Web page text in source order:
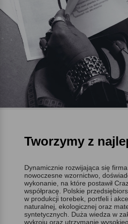
Tworzymy z
Dynamicznie rozwijająca się
nowoczesne wzornictwo,
wykonanie, na które postawił
współpracę. Polskie
w produkcji torebek, portfeli i
naturalnej, ekologicznej oraz
syntetycznych. Duża wiedza w
wykroju oraz utrzymanie